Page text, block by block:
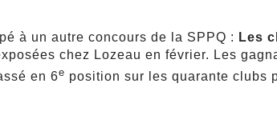
à un autre concours de la SPPQ : Les
chez Lozeau en février. Les
en 6e position sur les quarante clubs